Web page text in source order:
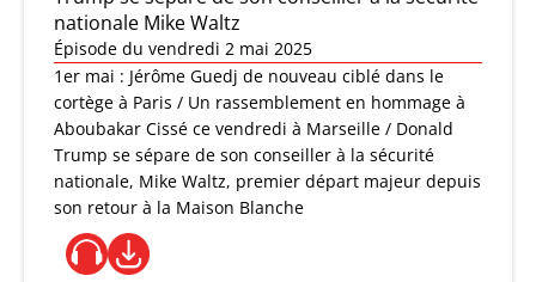
nationale Mike Waltz
Épisode du vendredi 2 mai 2025
1er mai : Jérôme Guedj de nouveau ciblé dans le
cortège à Paris / Un rassemblement en hommage à
Aboubakar Cissé ce vendredi à Marseille / Donald
Trump se sépare de son conseiller à la sécurité
nationale, Mike Waltz, premier départ majeur depuis
son retour à la Maison Blanche